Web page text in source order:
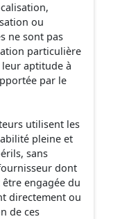
ou
ne sont pas
particulière
aptitude à
par le
utilisent les
pleine et
sans
dont
engagée du
directement ou
de ces